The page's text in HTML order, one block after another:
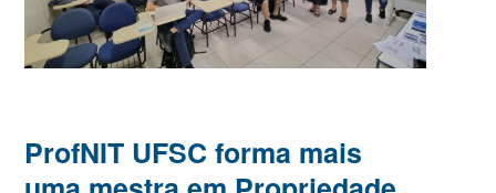
ProfNIT UFSC forma mais